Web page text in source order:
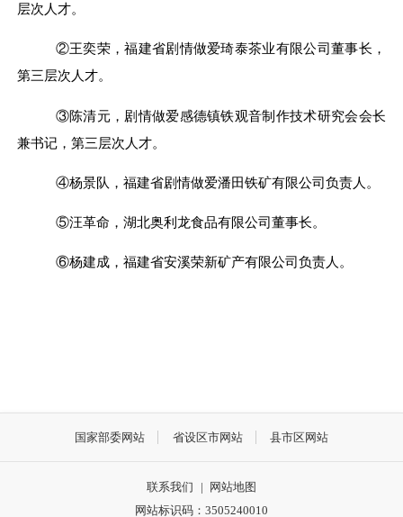
层次人才。
②王奕荣，福建省剧情做爱琦泰茶业有限公司董事长，
第三层次人才。
③陈清元，剧情做爱感德镇铁观音制作技术研究会会长
兼书记，第三层次人才。
④杨景队，福建省剧情做爱潘田铁矿有限公司负责人。
⑤汪革命，湖北奥利龙食品有限公司董事长。
⑥杨建成，福建省安溪荣新矿产有限公司负责人。
国家部委网站 省设区市网站 县市区网站
联系我们 |
网站地图
网站标识码：3505240010